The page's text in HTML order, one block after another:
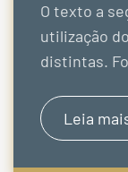
O texto a
utilização
distintas.
Leia